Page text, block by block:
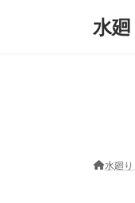
水
水廻